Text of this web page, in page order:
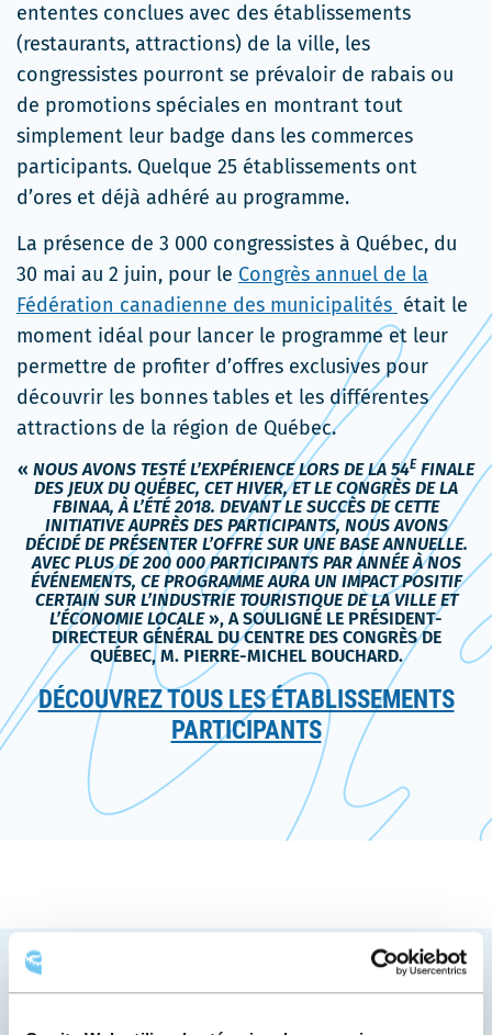
ententes conclues avec des établissements
(restaurants, attractions) de la ville, les
congressistes pourront se prévaloir de rabais ou
de promotions spéciales en montrant tout
simplement leur badge dans les commerces
participants. Quelque 25 établissements ont
d’ores et déjà adhéré au programme.
La présence de 3 000 congressistes à Québec, du
30 mai au 2 juin, pour le Congrès annuel de la
Fédération canadienne des municipalités était le
moment idéal pour lancer le programme et leur
permettre de profiter d’offres exclusives pour
découvrir les bonnes tables et les différentes
attractions de la région de Québec.
« NOUS AVONS TESTÉ L’EXPÉRIENCE LORS DE LA 54E FINALE
DES JEUX DU QUÉBEC, CET HIVER, ET LE CONGRÈS DE LA
FBINAA, À L’ÉTÉ 2018. DEVANT LE SUCCÈS DE CETTE
INITIATIVE AUPRÈS DES PARTICIPANTS, NOUS AVONS
DÉCIDÉ DE PRÉSENTER L’OFFRE SUR UNE BASE ANNUELLE.
AVEC PLUS DE 200 000 PARTICIPANTS PAR ANNÉE À NOS
ÉVÉNEMENTS, CE PROGRAMME AURA UN IMPACT POSITIF
CERTAIN SUR L’INDUSTRIE TOURISTIQUE DE LA VILLE ET
L’ÉCONOMIE LOCALE», A SOULIGNÉ LE PRÉSIDENT-
DIRECTEUR GÉNÉRAL DU CENTRE DES CONGRÈS DE
QUÉBEC, M. PIERRE-MICHEL BOUCHARD.
DÉCOUVREZ TOUS LES ÉTABLISSEMENTS
PARTICIPANTS